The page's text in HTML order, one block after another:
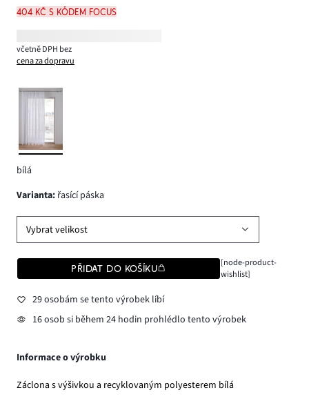
404 Kč s kódem FOCUS
včetně DPH bez
cena za dopravu
bílá
varianta: řasící páska
Vybrat velikost
PŘIDAT DO KOŠÍKU
[node-product-
wishlist]
29 osobám se tento výrobek líbí
16 osob si během 24 hodin prohlédlo tento výrobek
Informace o výrobku
Záclona s výšivkou a recyklovaným polyesterem bílá